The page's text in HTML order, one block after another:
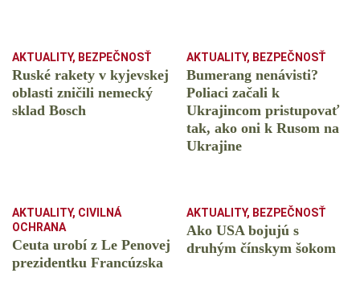
AKTUALITY, BEZPEČNOSŤ
Ruské rakety v kyjevskej
oblasti zničili nemecký
sklad Bosch
AKTUALITY, BEZPEČNOSŤ
Bumerang nenávisti?
Poliaci začali k
Ukrajincom pristupovať
tak, ako oni k Rusom na
Ukrajine
AKTUALITY, CIVILNÁ
OCHRANA
Ceuta urobí z Le Penovej
prezidentku Francúzska
AKTUALITY, BEZPEČNOSŤ
Ako USA bojujú s
druhým čínskym šokom